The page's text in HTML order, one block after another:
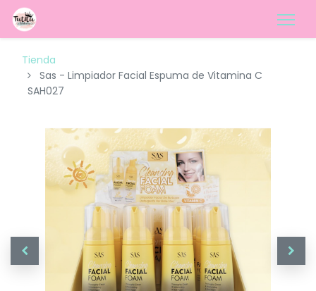
Tienda
Sas - Limpiador Facial Espuma de Vitamina C
SAH027